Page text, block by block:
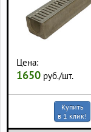
Цена:
1650 руб./шт.
Купить
в 1 клик!